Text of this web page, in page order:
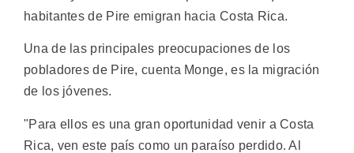
habitantes de Pire emigran hacia Costa Rica.
Una de las principales preocupaciones de los
pobladores de Pire, cuenta Monge, es la migración
de los jóvenes.
"Para ellos es una gran oportunidad venir a Costa
Rica, ven este país como un paraíso perdido. Al